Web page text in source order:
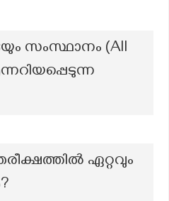
സംസ്ഥാനം (All
ഏറ്റവും